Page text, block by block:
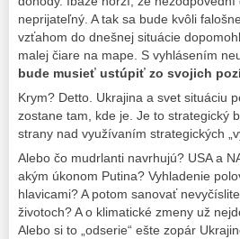
neprijateľný. A tak sa bude kvôli
vzťahom do dnešnej situácie
malej čiare na mape. S vyhlásením
bude musieť ustúpiť zo svojich
Krym? Detto. Ukrajina a svet situáciu
zostane tam, kde je. Je to strategický
strany nad využívaním strategických
Alebo čo mudrlanti navrhujú? USA a
akým úkonom Putina? Vyhladenie
hlavicami? A potom sanovať
životoch? A o klimatické zmeny už
Alebo si to „odserie“ ešte zopár